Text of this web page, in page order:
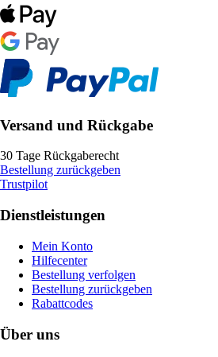
Versand und Rückgabe
30 Tage Rückgaberecht
Bestellung zurückgeben
Trustpilot
Dienstleistungen
Mein Konto
Hilfecenter
Bestellung verfolgen
Bestellung zurückgeben
Rabattcodes
Über uns